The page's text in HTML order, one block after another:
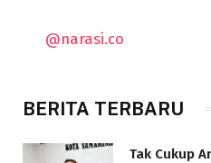
@narasi.co
BERITA TERBARU
Tak Cukup